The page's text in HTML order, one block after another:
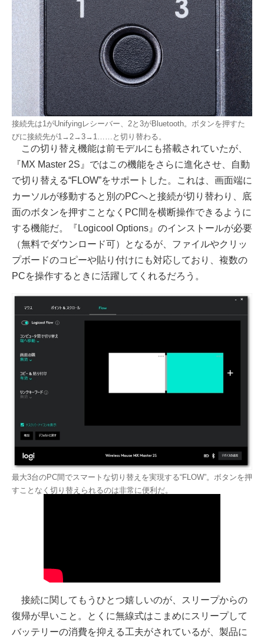
接続先は1がUnifyingレシーバー、2と3がBluetooth。ボタンを押すた
びに接続先が1→2→3→1……と切り替わる。
この切り替え機能は前モデルにも搭載されていたが、
『MX Master 2S』ではこの機能をさらに進化させ、自動
で切り替える“FLOW”をサポートした。これは、画面端に
カーソルが移動すると別のPCへと接続が切り替わり、底
面のボタンを押すことなくPC間を横断操作できるように
する機能だ。『Logicool Options』のインストールが必要
（無料でダウンロード可）となるが、ファイルやクリッ
プボードのコピーや貼り付けにも対応しており、複数の
PCを操作するときに活躍してくれるだろう。
最大3台のPC間でスマートな切り替えを実現する“FLOW”。ボタンを押
すことなく切り替えられるのは非常に便利だ。
接続に関してもうひとつ嬉しいのが、スリープからの
復帰が早いこと。とくに無線式はこまめにスリープして
バッテリーの消費を抑える工夫がされているが、製品に